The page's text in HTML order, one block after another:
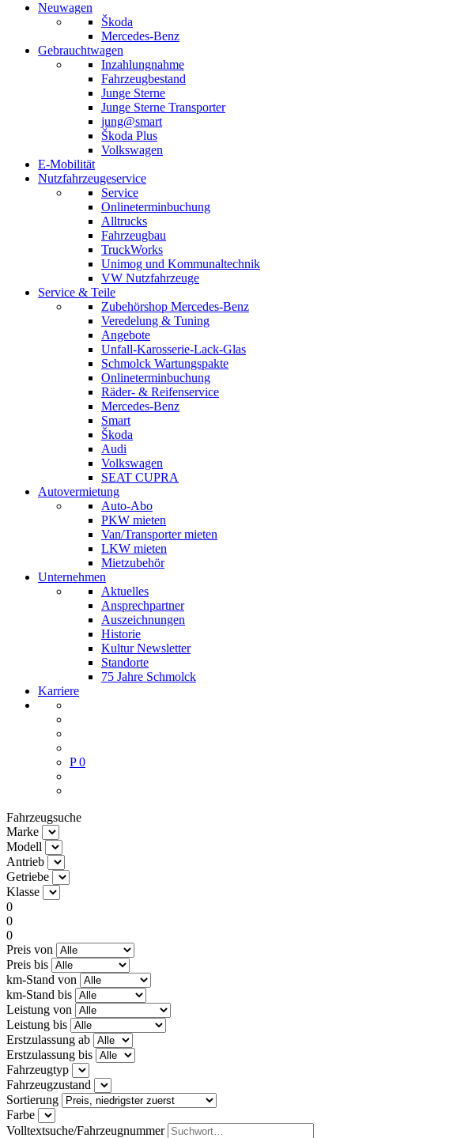
Neuwagen
Škoda
Mercedes-Benz
Gebrauchtwagen
Inzahlungnahme
Fahrzeugbestand
Junge Sterne
Junge Sterne Transporter
jung@smart
Škoda Plus
Volkswagen
E-Mobilität
Nutzfahrzeugeservice
Service
Onlineterminbuchung
Alltrucks
Fahrzeugbau
TruckWorks
Unimog und Kommunaltechnik
VW Nutzfahrzeuge
Service & Teile
Zubehörshop Mercedes-Benz
Veredelung & Tuning
Angebote
Unfall-Karosserie-Lack-Glas
Schmolck Wartungspakte
Onlineterminbuchung
Räder- & Reifenservice
Mercedes-Benz
Smart
Škoda
Audi
Volkswagen
SEAT CUPRA
Autovermietung
Auto-Abo
PKW mieten
Van/Transporter mieten
LKW mieten
Mietzubehör
Unternehmen
Aktuelles
Ansprechpartner
Auszeichnungen
Historie
Kultur Newsletter
Standorte
75 Jahre Schmolck
Karriere
P 0
Fahrzeugsuche
Marke
Modell
Antrieb
Getriebe
Klasse
0
0
0
Preis von
Preis bis
km-Stand von
km-Stand bis
Leistung von
Leistung bis
Erstzulassung ab
Erstzulassung bis
Fahrzeugtyp
Fahrzeugzustand
Sortierung
Farbe
Volltextsuche/Fahrzeugnummer